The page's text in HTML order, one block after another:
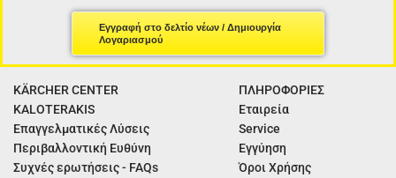
Εγγραφή στο δελτίο νέων / Δημιουργία
Λογαριασμού
KÄRCHER CENTER
KALOTERAKIS
Επαγγελματικές Λύσεις
Περιβαλλοντική Ευθύνη
Συχνές ερωτήσεις - FAQs
ΠΛΗΡΟΦΟΡΙΕΣ
Εταιρεία
Service
Εγγύηση
Όροι Χρήσης